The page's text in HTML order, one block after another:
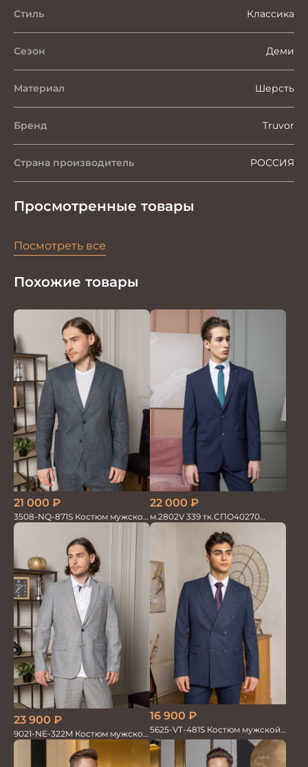
Стиль Классика
Сезон Деми
Материал Шерсть
Бренд Truvor
Страна производитель РОССИЯ
Просмотренные товары
Посмотреть все
Похожие товары
21 000 ₽
3508-NQ-871S Костюм мужской
двойка со льном в елочку
22 000 ₽
м.2802V 339 тк.СПО40270
Костюм мужской
23 900 ₽
9021-NE-322M Костюм мужской
двойка хлопок, лен
16 900 ₽
5625-VT-481S Костюм мужской
двойка